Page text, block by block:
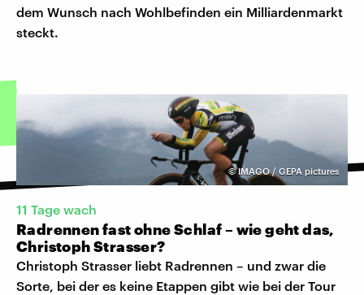
dem Wunsch nach Wohlbefinden ein Milliardenmarkt
steckt.
©IMAGO / GEPA pictures
11 Tage wach
Radrennen fast ohne Schlaf – wie geht das,
Christoph Strasser?
Christoph Strasser liebt Radrennen – und zwar die
Sorte, bei der es keine Etappen gibt wie bei der Tour